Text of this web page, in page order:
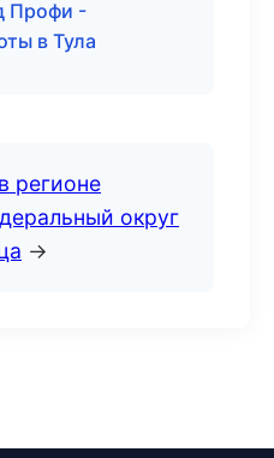
Профи -
в Тула
регионе
округ
→